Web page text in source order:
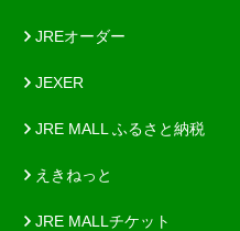
JREオーダー
JEXER
JRE MALL ふるさと納税
えきねっと
JRE MALLチケット